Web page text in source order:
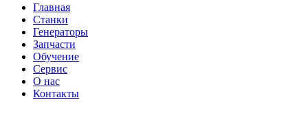
Главная
Станки
Генераторы
Запчасти
Обучение
Сервис
О нас
Контакты